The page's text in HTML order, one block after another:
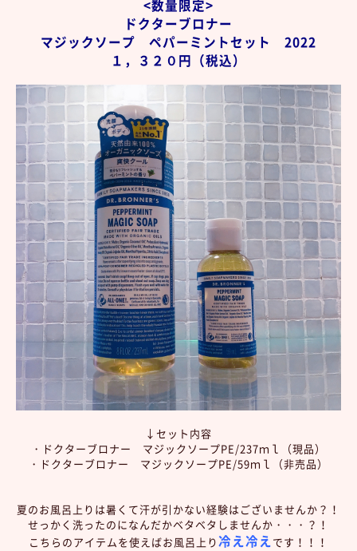
<数量限定>
ドクターブロナー
マジックソープ ペパーミントセット 2022
１，３２０円（税込）
↓セット内容
・ドクターブロナー マジックソープPE/237ｍｌ（現品）
・ドクターブロナー マジックソープPE/59ｍｌ（非売品）
夏のお風呂上りは暑くて汗が引かない経験はございませんか？！
せっかく洗ったのになんだかベタベタしませんか・・・？！
こちらのアイテムを使えばお風呂上り冷え冷えです！！！